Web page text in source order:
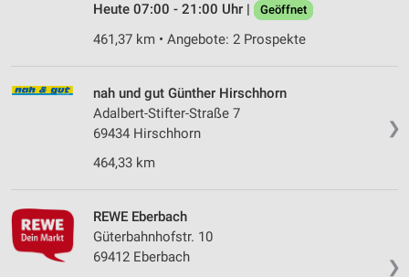
Heute 07:00 - 21:00 Uhr |
Geöffnet
461,37 km • Angebote: 2 Prospekte
❯
nah und gut Günther Hirschhorn
Adalbert-Stifter-Straße 7
69434 Hirschhorn
464,33 km
❯
REWE Eberbach
Güterbahnhofstr. 10
69412 Eberbach